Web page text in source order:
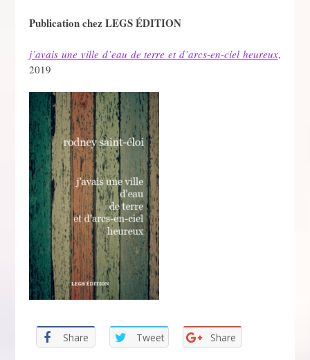
Publication chez LEGS ÉDITION
j’avais une ville d’eau de terre et d’arcs-en-ciel heureux,
2019
Share Tweet Share